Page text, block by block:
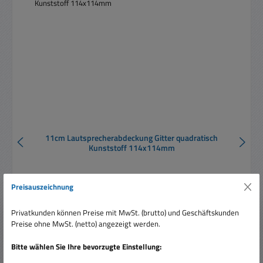
11cm Lautsprecherabdeckung Gitter quadratisch
Kunststoff 114x114mm
Verkaufspreis:
11,07 € (10.57% gespart)
Preise inkl. MwSt. zzgl. Versandkosten
Preisauszeichnung
Privatkunden können Preise mit MwSt. (brutto) und Geschäftskunden
Preise ohne MwSt. (netto) angezeigt werden.
Bitte wählen Sie Ihre bevorzugte Einstellung: